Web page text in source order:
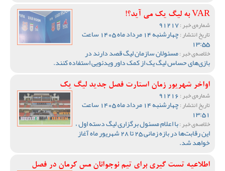
VAR به لیگ یک می آید؟!
شماره‌ی خبر :
تاریخ انتشار : چهارشنبه 14 مرداد ماه 1405 ساعت
13:55
خلاصه‌ی خبر :مسئولان سازمان لیگ قصد دارند در
بازی‌های حساس لیگ یک از کمک داور ویدئویی استفاده کنند.
اواخر شهریور زمان استارت فصل جدید لیگ یک
شماره‌ی خبر :
تاریخ انتشار : چهارشنبه 14 مرداد ماه 1405 ساعت
13:51
خلاصه‌ی خبر :با اعلام مسئول برگزاری لیگ دسته اول ،
این رقابت‌ها در بازه زمانی 25 تا 28 شهریور ماه آغاز
خواهد شد.
اطلاعیه تست گیری برای تیم نوجوانان مس کرمان در فصل